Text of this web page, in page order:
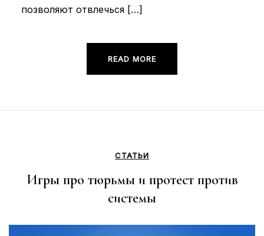
позволяют отвлечься […]
READ MORE
СТАТЬИ
Игры про тюрьмы и протест против
системы